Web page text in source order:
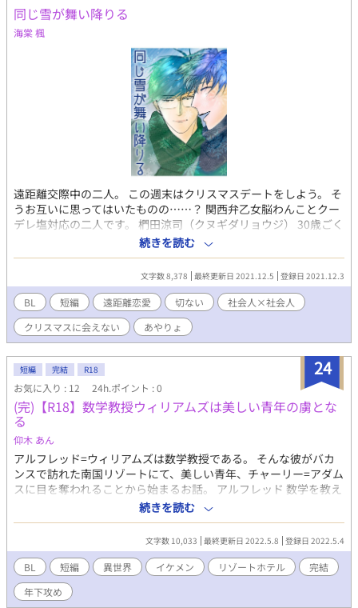
わるのか。離れていても繋がる思い、そして、再会によって深ま
る絆。友情を超えた特別な感情が芽生える中、隼人と翔は本当の
気持ちを互いに伝えられるのか――。 心の揺れ動きと成長を描
く、切なくも温かいラブストーリーが今、始まる。
同じ雪が舞い降りる
海棠 楓
遠距離交際中の二人。 この週末はクリスマスデートをしよう。 そ
うお互いに思ってはいたものの……？ 関西弁乙女脳わんことクー
デレ塩対応の二人です。 椚田涼司（クヌギダリョウジ） 30歳ごく
ごく普通のサラリーマン。 イケメン、スタイル良し、人当たり良
し。 佐倉文明（サクラアヤメ） 38歳リゾートホテル副支配人。
仕事は完璧だが私生活は適当、出不精・筆不精・恋愛不精。
続きを読む
文字数 8,378 最終更新日 2021.12.5 登録日 2021.12.3
BL 短編 遠距離恋愛 切ない
社会人×社会人
クリスマスに会えない
あやりょ
24
短編 完結 R18
お気に入り : 12 24h.ポイント : 0
(完)【R18】数学教授ウィリアムズは美しい青年の虜とな
る
仰木 あん
アルフレッド=ウィリアムズは数学教授である。 そんな彼がバカ
ンスで訪れた南国リゾートにて、美しい青年、チャーリー=アダム
スに目を奪われることから始まるお話。 アルフレッド 数学を教え
る大学教授 チャーリー 18歳の青年 フィクションです。 名前等は
関係ありません。 BL 初なので、温かい目で見守って下さい。 毎
日最低一話づつ上げます。 筆がのれば二、三話の時もあります
続きを読む
文字数 10,033 最終更新日 2022.5.8 登録日 2022.5.4
BL 短編 異世界 イケメン リゾートホテル
完結
年下攻め